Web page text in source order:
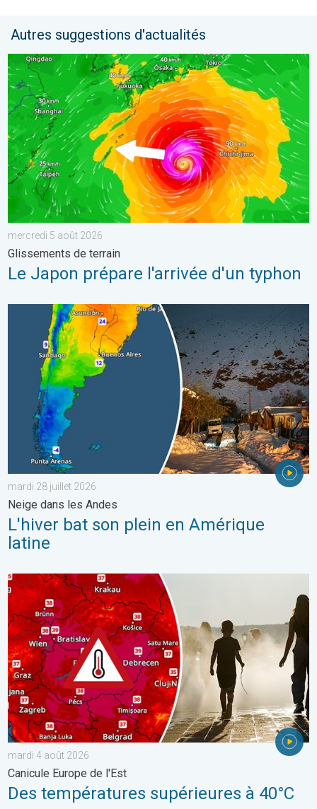
Autres suggestions d'actualités
Le Japon prépare l'arrivée d'un typhon. Glissements de
mercredi 5 août 2026
Glissements de terrain
Le Japon prépare l'arrivée d'un typhon
L'hiver bat son plein en Amérique latine. Neige dans les
mardi 28 juillet 2026
Neige dans les Andes
L'hiver bat son plein en Amérique
latine
Des températures supérieures à 40°C. Canicule Europe de
mardi 4 août 2026
Canicule Europe de l'Est
Des températures supérieures à 40°C